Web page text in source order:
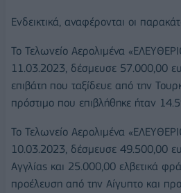
Ενδεικτικά, αναφέρονται οι
Το Τελωνείο Αερολιμένα
11.03.2023, δέσμευσε 57.000,00
επιβάτη που ταξίδευε από την
πρόστιμο που επιβλήθηκε ήταν
Το Τελωνείο Αερολιμένα
10.03.2023, δέσμευσε 49.500,00
Αγγλίας και 25.000,00 ελβετικά
προέλευση από την Αίγυπτο και